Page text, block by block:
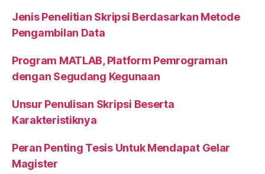
Jenis Penelitian Skripsi Berdasarkan Metode
Pengambilan Data
Program MATLAB, Platform Pemrograman
dengan Segudang Kegunaan
Unsur Penulisan Skripsi Beserta
Karakteristiknya
Peran Penting Tesis Untuk Mendapat Gelar
Magister